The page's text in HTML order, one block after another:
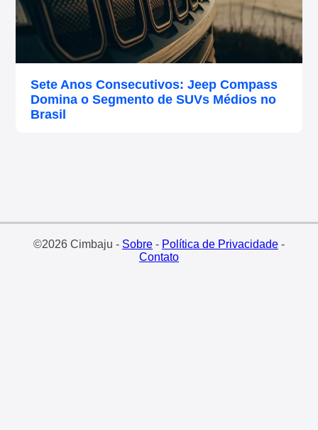
Sete Anos Consecutivos: Jeep Compass
Domina o Segmento de SUVs Médios no
Brasil
©2026 Cimbaju - Sobre- Política de Privacidade-
Contato